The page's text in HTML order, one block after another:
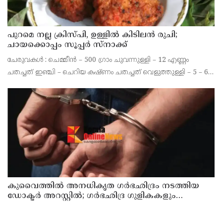
പുറമെ നല്ല ക്രിസ്പി, ഉള്ളിൽ കിടിലൻ രുചി;
ചായക്കൊപ്പം സൂപ്പർ സ്നാക്ക്
ചേരുവകൾ : ചെമ്മീൻ – 500 ഗ്രാം ചുവന്നുള്ളി – 12 എണ്ണം
ചതച്ചത് ഇഞ്ചി – ചെറിയ കഷ്ണം ചതച്ചത് വെളുത്തുള്ളി – 5 – 6
ടീസ്പൂൺ പെരുംജീരകം – 1/ 4 ടീസ്
കുവൈത്തില്‍ അനധികൃത ഗര്‍ഭഛിദ്രം നടത്തിയ
ഡോക്ടര്‍ അറസ്റ്റില്‍; ഗര്‍ഭഛിദ്ര ഗുളികകളും